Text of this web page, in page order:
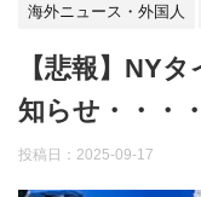
海外ニュース・外国人
【悲報】NY
知らせ・・・
投稿日： 2025-09-17